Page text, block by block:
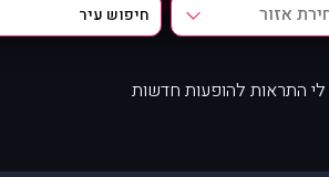
אזור
התראות להופעות חדשות